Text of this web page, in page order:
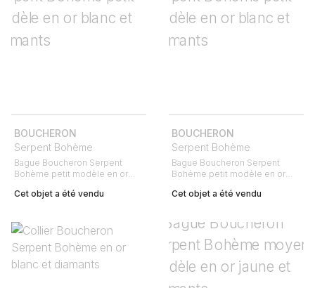
BOUCHERON
Serpent Bohème
Bague Boucheron Serpent
Bohème petit modèle en or
Cet objet a été vendu
BOUCHERON
Serpent Bohème
Bague Boucheron Serpent
Bohème petit modèle en or
Cet objet a été vendu